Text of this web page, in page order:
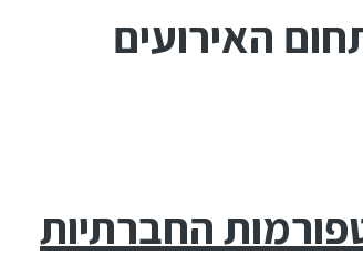
האירועים
החברתיות